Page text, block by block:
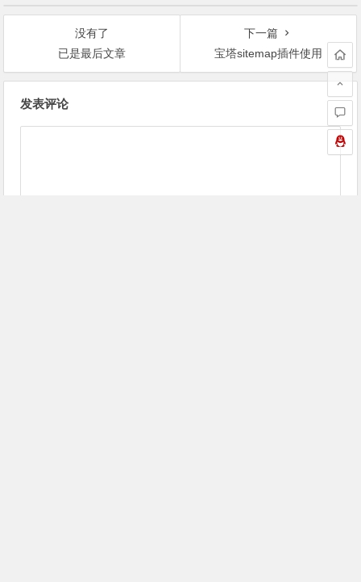
没有了
已是最后文章
下一篇
宝塔sitemap插件使用
发表评论